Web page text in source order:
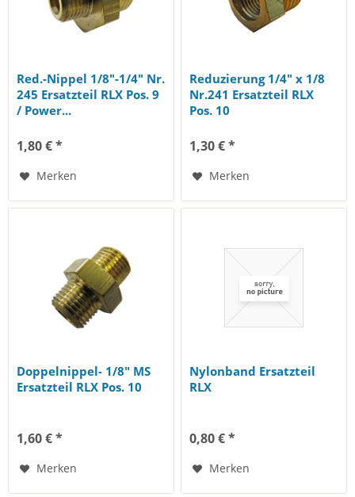
Red.-Nippel 1/8"-1/4" Nr.
245 Ersatzteil RLX Pos. 9
/ Power...
1,80 € *
Merken
Reduzierung 1/4" x 1/8
Nr.241 Ersatzteil RLX
Pos. 10
1,30 € *
Merken
Doppelnippel- 1/8" MS
Ersatzteil RLX Pos. 10
1,60 € *
Merken
Nylonband Ersatzteil
RLX
0,80 € *
Merken